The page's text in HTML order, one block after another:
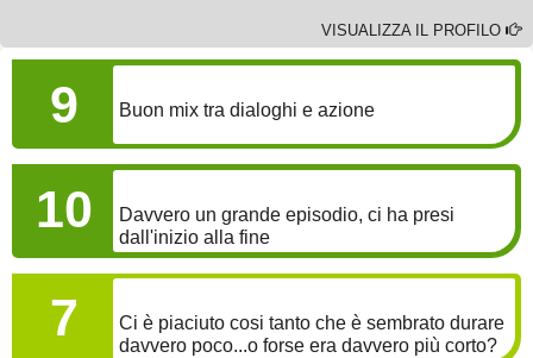
VISUALIZZA IL PROFILO
9 Buon mix tra dialoghi e azione
10
Davvero un grande episodio, ci ha presi
dall'inizio alla fine
7
Ci è piaciuto cosi tanto che è sembrato durare
davvero poco...o forse era davvero più corto?